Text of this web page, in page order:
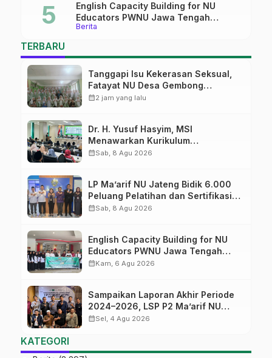
Berita
English Capacity Building for NU
Educators PWNU Jawa Tengah
Batch#4; Membuka Jalan Menuju
TERBARU
Tanggapi Isu Kekerasan Seksual,
Fatayat NU Desa Gembong
Datangkan Aktifis HAM
calendar_month2 jam yang lalu
Dr. H. Yusuf Hasyim, MSI
Menawarkan Kurikulum
Diversifikasi, Harapan Baru dalam
calendar_monthSab, 8 Agu 2026
LP Ma’arif NU Jateng Bidik 6.000
Peluang Pelatihan dan Sertifikasi
bagi Lulusan SMK
calendar_monthSab, 8 Agu 2026
English Capacity Building for NU
Educators PWNU Jawa Tengah
Batch#4; Membuka Jalan Menuju
calendar_monthKam, 6 Agu 2026
Sampaikan Laporan Akhir Periode
2024–2026, LSP P2 Ma’arif NU
Jateng Mantapkan Sinergi Link and
calendar_monthSel, 4 Agu 2026
KATEGORI